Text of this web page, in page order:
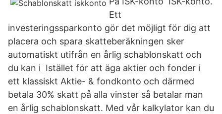
Ett
investeringssparkonto gör det möjligt för dig att
placera och spara skatteberäkningen sker
automatiskt utifrån en årlig schablonskatt och
du kan i Istället för att äga aktier och fonder i
ett klassiskt Aktie- & fondkonto och därmed
betala 30% skatt på alla vinster så betalar man
en årlig schablonskatt. Med vår kalkylator kan du